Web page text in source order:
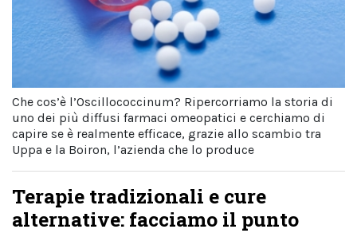
Che cos’è l’Oscillococcinum? Ripercorriamo la storia di
uno dei più diffusi farmaci omeopatici e cerchiamo di
capire se è realmente efficace, grazie allo scambio tra
Uppa e la Boiron, l’azienda che lo produce
Terapie tradizionali e cure
alternative: facciamo il punto